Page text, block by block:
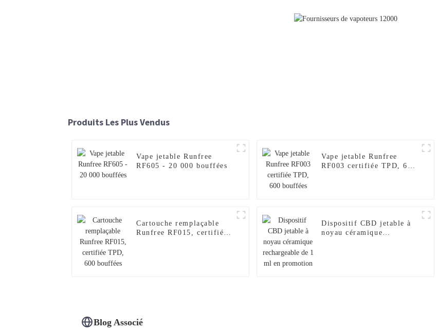
Produits Les Plus Vendus
Vape jetable Runfree
RF605 - 20 000 bouffées
Vape jetable Runfree
RF003 certifiée TPD, 600
Cartouche remplaçable
Runfree RF015, certifiée
Dispositif CBD jetable à
noyau céramique
Blog Associé